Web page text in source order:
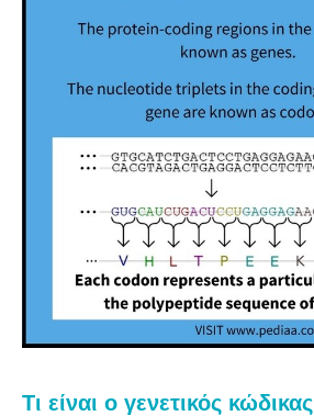
Τι είναι ο γενετικός κώδικας